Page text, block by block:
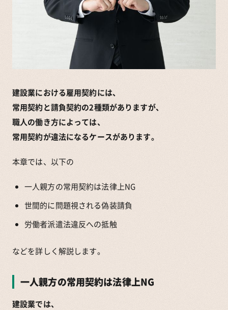
建設業における雇用契約には、
常用契約と請負契約の2種類がありますが、
職人の働き方によっては、
常用契約が違法になるケースがあります。
本章では、以下の
一人親方の常用契約は法律上NG
世間的に問題視される偽装請負
労働者派遣法違反への抵触
などを詳しく解説します。
一人親方の常用契約は法律上NG
建設業では、